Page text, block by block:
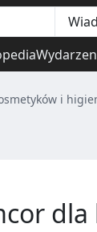
i